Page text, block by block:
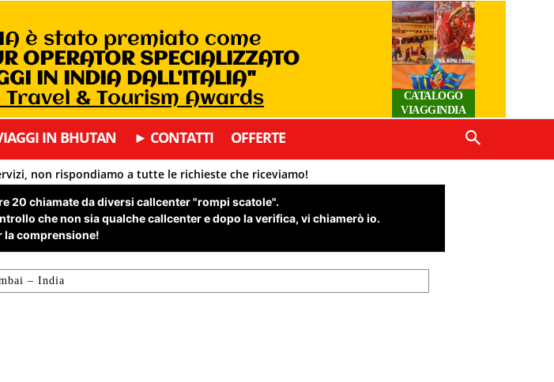
è stato premiato come
OPERATOR SPECIALIZZATO
IN INDIA DALL’ITALIA"
Travel & Tourism Awards
CATALOGO
VIAGGINDIA
IN BHUTAN ► CONTATTI OFFERTE
non rispondiamo a tutte le richieste che riceviamo!
20 chiamate da diversi callcenter "rompi scatole".
che non sia qualche callcenter e dopo la verifica, vi chiamerò io.
la comprensione!
– India